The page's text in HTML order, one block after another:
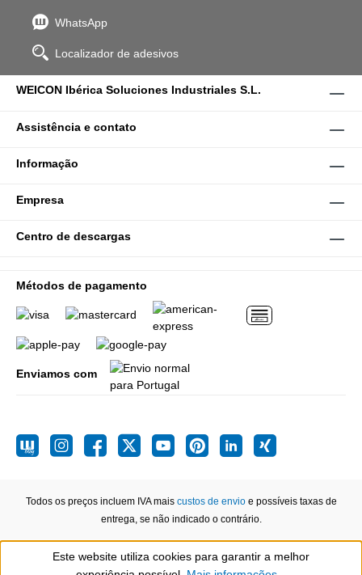
WhatsApp
Localizador de adesivos
WEICON Ibérica Soluciones Industriales S.L.
Assistência e contato
Informação
Empresa
Centro de descargas
Métodos de pagamento
Enviamos com
Todos os preços incluem IVA mais custos de envioe possíveis taxas de
entrega, se não indicado o contrário.
Show toolbar
Este website utiliza cookies para garantir a melhor